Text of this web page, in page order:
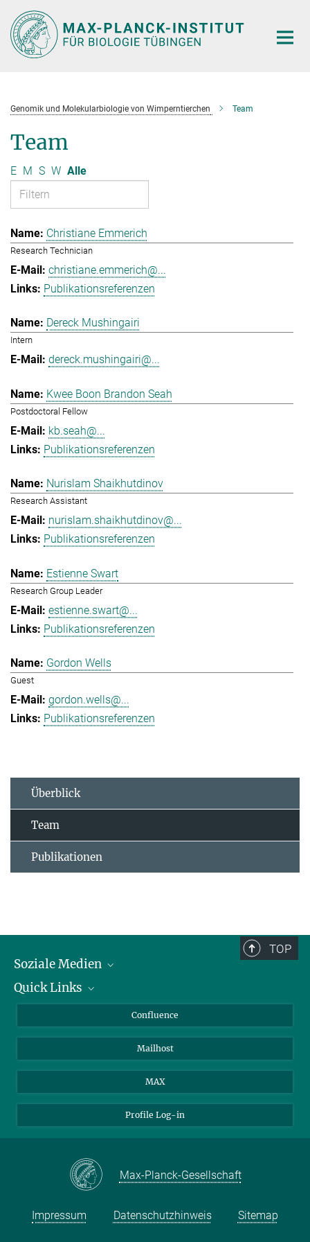
Hauptinhalt
Genomik und Molekularbiologie von Wimperntierchen Team
Team
E M S W Alle
Christiane Emmerich
Research Technician
christiane.emmerich@...
Publikationsreferenzen
Dereck Mushingairi
Intern
dereck.mushingairi@...
Kwee Boon Brandon Seah
Postdoctoral Fellow
kb.seah@...
Publikationsreferenzen
Nurislam Shaikhutdinov
Research Assistant
nurislam.shaikhutdinov@...
Publikationsreferenzen
Estienne Swart
Research Group Leader
estienne.swart@...
Publikationsreferenzen
Gordon Wells
Guest
gordon.wells@...
Publikationsreferenzen
Überblick
Team
Publikationen
TOP
Soziale Medien
LinkedIn
YouTube
Quick Links
Für Journalisten und Journalistinnen
Über Tiere in der Forschung
Ihr Weg zu uns
Confluence
Mailhost
MAX
Profile Log-in
Max-Planck-Gesellschaft
Impressum Datenschutzhinweis Sitemap